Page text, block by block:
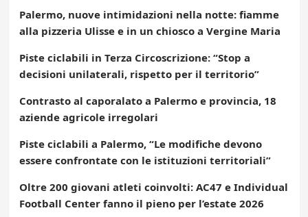
Palermo, nuove intimidazioni nella notte: fiamme
alla pizzeria Ulisse e in un chiosco a Vergine Maria
Piste ciclabili in Terza Circoscrizione: “Stop a
decisioni unilaterali, rispetto per il territorio”
Contrasto al caporalato a Palermo e provincia, 18
aziende agricole irregolari
Piste ciclabili a Palermo, “Le modifiche devono
essere confrontate con le istituzioni territoriali”
Oltre 200 giovani atleti coinvolti: AC47 e Individual
Football Center fanno il pieno per l’estate 2026